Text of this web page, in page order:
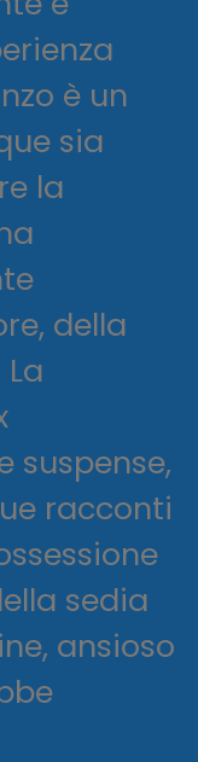
è un
sia
la
della
suspense,
racconti
sedia
ansioso